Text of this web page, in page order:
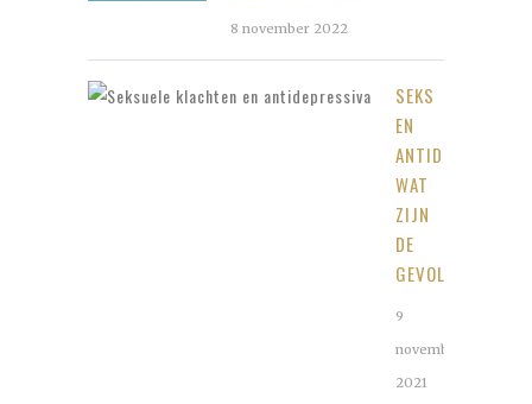
8 november 2022
SEKS
EN
ANTIDEPRESSIVA;
WAT
ZIJN
DE
GEVOLGEN?
9
november
2021